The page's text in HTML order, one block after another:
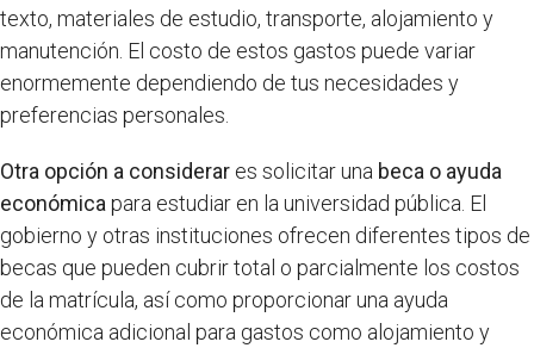
texto, materiales de estudio, transporte, alojamiento y
manutención. El costo de estos gastos puede variar
enormemente dependiendo de tus necesidades y
preferencias personales.
Otra opción a considerar es solicitar una beca o ayuda
económica para estudiar en la universidad pública. El
gobierno y otras instituciones ofrecen diferentes tipos de
becas que pueden cubrir total o parcialmente los costos
de la matrícula, así como proporcionar una ayuda
económica adicional para gastos como alojamiento y